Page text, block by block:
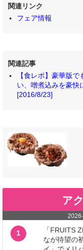
関連リンク
フェア情報
関連記事
【食レポ】豪華版
い、噌煮込みを豪快
[2016/8/23]
ア
1
「FRUITS
なが待望の